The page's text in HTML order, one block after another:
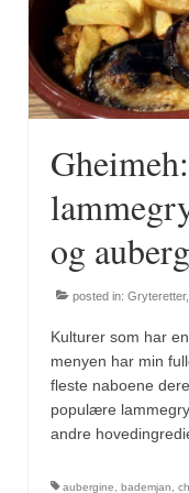
Fugl
Gryteretter
Snacks
Supper
Vegetar
Krydder,
Bouquet
og
posted in: Gryteretter,
Kulturer som har
menyen har min
fleste naboene
populære
andre
aubergine bademjan